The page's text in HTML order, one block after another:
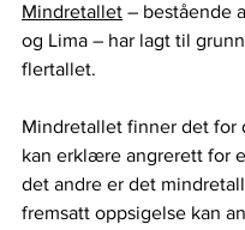
Mindretallet – bestående
og Lima – har lagt til
flertallet.
Mindretallet finner det for
kan erklære angrerett for
det andre er det
fremsatt oppsigelse kan